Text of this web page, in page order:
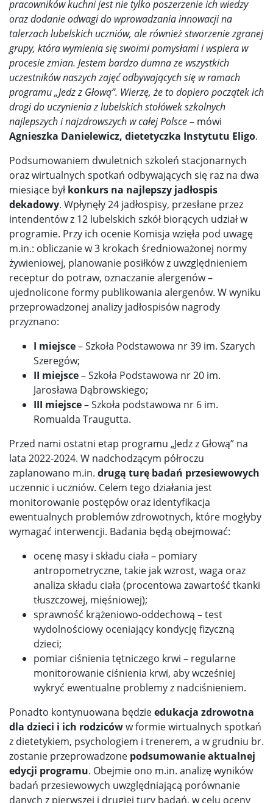
pracowników kuchni jest nie tylko poszerzenie ich wiedzy
oraz dodanie odwagi do wprowadzania innowacji na
talerzach lubelskich uczniów, ale również stworzenie zgranej
grupy, która wymienia się swoimi pomysłami i wspiera w
procesie zmian. Jestem bardzo dumna ze wszystkich
uczestników naszych zajęć odbywających się w ramach
programu „Jedz z Głową”. Wierzę, że to dopiero początek ich
drogi do uczynienia z lubelskich stołówek szkolnych
najlepszych i najzdrowszych w całej Polsce– mówi
Agnieszka Danielewicz, dietetyczka Instytutu Eligo.
Podsumowaniem dwuletnich szkoleń stacjonarnych
oraz wirtualnych spotkań odbywających się raz na dwa
miesiące był konkurs na najlepszy jadłospis
dekadowy. Wpłynęły 24 jadłospisy, przesłane przez
intendentów z 12 lubelskich szkół biorących udział w
programie. Przy ich ocenie Komisja wzięła pod uwagę
m.in.: obliczanie w 3 krokach średnioważonej normy
żywieniowej, planowanie posiłków z uwzględnieniem
receptur do potraw, oznaczanie alergenów –
ujednolicone formy publikowania alergenów. W wyniku
przeprowadzonej analizy jadłospisów nagrody
przyznano:
I miejsce– Szkoła Podstawowa nr 39 im. Szarych
Szeregów;
II miejsce– Szkoła Podstawowa nr 20 im.
Jarosława Dąbrowskiego;
III miejsce– Szkoła podstawowa nr 6 im.
Romualda Traugutta.
Przed nami ostatni etap programu „Jedz z Głową” na
lata 2022-2024. W nadchodzącym półroczu
zaplanowano m.in. drugą turę badań przesiewowych
uczennic i uczniów. Celem tego działania jest
monitorowanie postępów oraz identyfikacja
ewentualnych problemów zdrowotnych, które mogłyby
wymagać interwencji. Badania będą obejmować:
ocenę masy i składu ciała – pomiary
antropometryczne, takie jak wzrost, waga oraz
analiza składu ciała (procentowa zawartość tkanki
tłuszczowej, mięśniowej);
sprawność krążeniowo-oddechową – test
wydolnościowy oceniający kondycję fizyczną
dzieci;
pomiar ciśnienia tętniczego krwi – regularne
monitorowanie ciśnienia krwi, aby wcześniej
wykryć ewentualne problemy z nadciśnieniem.
Ponadto kontynuowana będzieedukacja zdrowotna
dla dzieci i ich rodzicóww formie wirtualnych spotkań
z dietetykiem, psychologiem i trenerem, a w grudniu br.
zostanie przeprowadzone podsumowanie aktualnej
edycji programu. Obejmie ono m.in. analizę wyników
badań przesiewowych uwzględniającą porównanie
danych z pierwszej i drugiej tury badań, w celu oceny